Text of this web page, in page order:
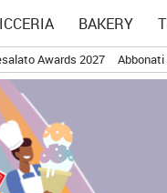
BAKERY
Awards 2027